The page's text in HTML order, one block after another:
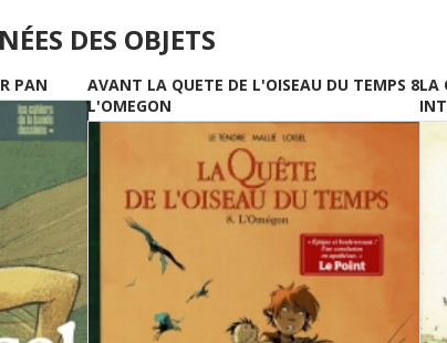
DES OBJETS
PAN
AVANT LA QUETE DE L'OISEAU DU TEMPS 8
L'OMEGON
LA